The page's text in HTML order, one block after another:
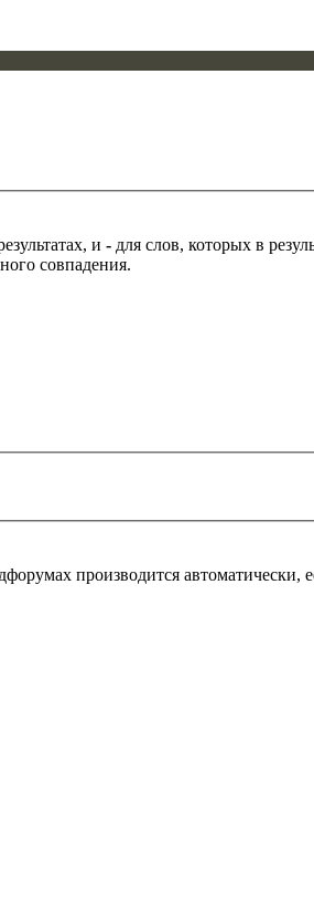
и - для слов, которых в
совпадения.
производится